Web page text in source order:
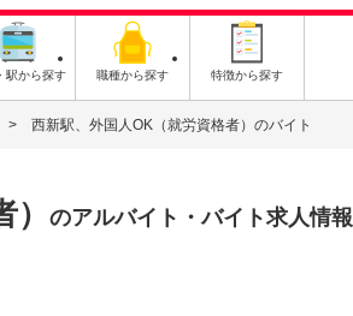
駅から探す 職種から探す 特徴から探す
西新駅、外国人OK（就労資格者）のバイト
のアルバイト・バイト求人情報